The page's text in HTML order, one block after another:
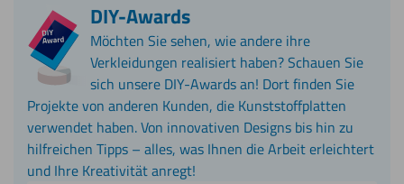
DIY-Awards
Möchten Sie sehen, wie andere ihre
Verkleidungen realisiert haben? Schauen Sie
sich unsere DIY-Awards an! Dort finden Sie
Projekte von anderen Kunden, die Kunststoffplatten
verwendet haben. Von innovativen Designs bis hin zu
hilfreichen Tipps – alles, was Ihnen die Arbeit erleichtert
und Ihre Kreativität anregt!